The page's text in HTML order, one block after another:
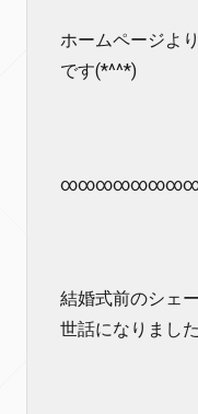
ホームページよ
です(*^^*)
結婚式前のシェ
世話になりました